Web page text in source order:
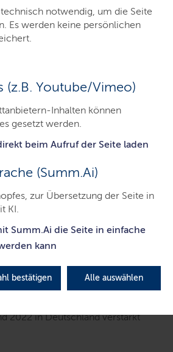
notwendig, um die Seite
Es werden keine persönlichen
(z.B. Youtube/Vimeo)
Inhalten können
gesetzt werden.
beim Aufruf der Seite laden
(Summ.Ai)
zur Übersetzung der Seite in
KI.
Summ.Ai die Seite in einfache
kann
bestätigen Alle auswählen
© pixabay
an!
( DWD) hat ermittelt, dass
Lufttemperatur von 1881 bis 2021 in
gesichert um 1,6 °C angestiegen
Tage" hat sich seit den 1950er
Tagen auf derzeit durchschnittlich
Auch markante
in diesem Zeitraum sowohl in
in der Intensität zu. Aber auch
Lufttemperatur 20 °C oder
Diese wurden insbesondere
2022 in Deutschland verstärkt